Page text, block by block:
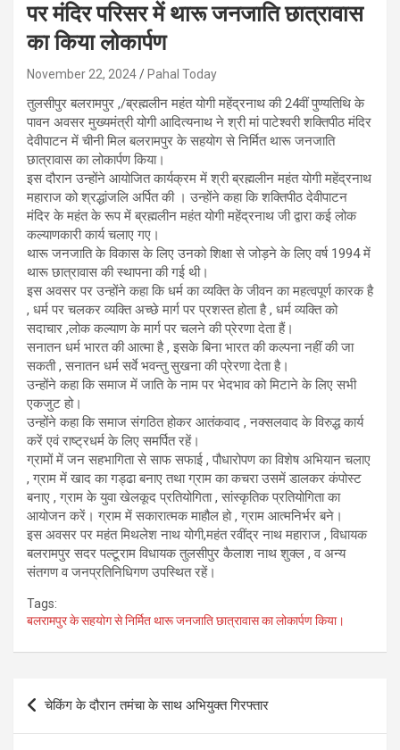
पर मंदिर परिसर में थारू जनजाति छात्रावास
का किया लोकार्पण
November 22, 2024 Pahal Today
तुलसीपुर बलरामपुर ,/ब्रह्मलीन महंत योगी महेंद्रनाथ की 24वीं पुण्यतिथि के
पावन अवसर मुख्यमंत्री योगी आदित्यनाथ ने श्री मां पाटेश्वरी शक्तिपीठ मंदिर
देवीपाटन में चीनी मिल बलरामपुर के सहयोग से निर्मित थारू जनजाति
छात्रावास का लोकार्पण किया।
इस दौरान उन्होंने आयोजित कार्यक्रम में श्री ब्रह्मलीन महंत योगी महेंद्रनाथ
महाराज को श्रद्धांजलि अर्पित की । उन्होंने कहा कि शक्तिपीठ देवीपाटन
मंदिर के महंत के रूप में ब्रह्मलीन महंत योगी महेंद्रनाथ जी द्वारा कई लोक
कल्याणकारी कार्य चलाए गए।
थारू जनजाति के विकास के लिए उनको शिक्षा से जोड़ने के लिए वर्ष 1994 में
थारू छात्रावास की स्थापना की गई थी।
इस अवसर पर उन्होंने कहा कि धर्म का व्यक्ति के जीवन का महत्वपूर्ण कारक है
, धर्म पर चलकर व्यक्ति अच्छे मार्ग पर प्रशस्त होता है , धर्म व्यक्ति को
सदाचार ,लोक कल्याण के मार्ग पर चलने की प्रेरणा देता हैं।
सनातन धर्म भारत की आत्मा है , इसके बिना भारत की कल्पना नहीं की जा
सकती , सनातन धर्म सर्वे भवन्तु सुखना की प्रेरणा देता है।
उन्होंने कहा कि समाज में जाति के नाम पर भेदभाव को मिटाने के लिए सभी
एकजुट हो।
उन्होंने कहा कि समाज संगठित होकर आतंकवाद , नक्सलवाद के विरुद्ध कार्य
करें एवं राष्ट्रधर्म के लिए समर्पित रहें।
ग्रामों में जन सहभागिता से साफ सफाई , पौधारोपण का विशेष अभियान चलाए
, ग्राम में खाद का गड्ढा बनाए तथा ग्राम का कचरा उसमें डालकर कंपोस्ट
बनाए , ग्राम के युवा खेलकूद प्रतियोगिता , सांस्कृतिक प्रतियोगिता का
आयोजन करें। ग्राम में सकारात्मक माहौल हो , ग्राम आत्मनिर्भर बने।
इस अवसर पर महंत मिथलेश नाथ योगी,महंत रवींद्र नाथ महाराज , विधायक
बलरामपुर सदर पल्टूराम विधायक तुलसीपुर कैलाश नाथ शुक्ल , व‌ अन्य
संतगण व जनप्रतिनिधिगण उपस्थित रहें।
Tags:
बलरामपुर के सहयोग से निर्मित थारू जनजाति छात्रावास का लोकार्पण किया।
Post
navigation
चेकिंग के दौरान तमंचा के साथ अभियुक्त गिरफ्तार